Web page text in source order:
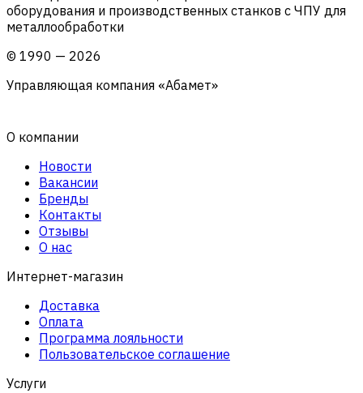
оборудования и производственных станков с ЧПУ для
металлообработки
© 1990 — 2026
Управляющая компания «Абамет»
О компании
Новости
Вакансии
Бренды
Контакты
Отзывы
О нас
Интернет-магазин
Доставка
Оплата
Программа лояльности
Пользовательское соглашение
Услуги